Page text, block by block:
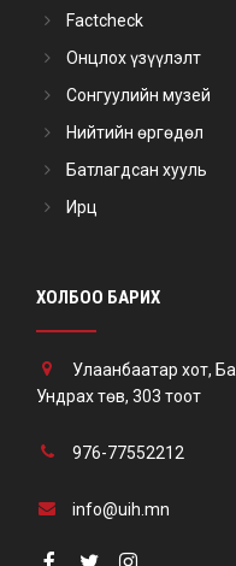
Factcheck
Онцлох үзүүлэлт
Сонгуулийн музей
Нийтийн өргөдөл
Батлагдсан хууль
Ирц
ХОЛБОО БАРИХ
Улаанбаатар хот,
Ундрах төв, 303 тоот
976-77552212
info@uih.mn